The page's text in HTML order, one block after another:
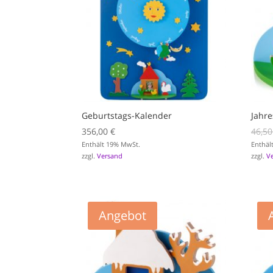
Geburtstags-Kalender
356,00€
Enthält 19% MwSt.
zzgl.Versand
zzgl.
Angebot